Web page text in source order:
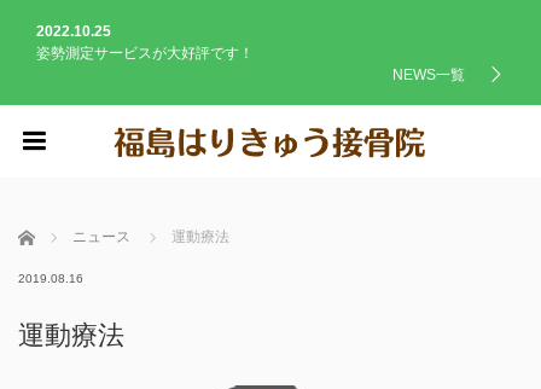
2022.10.25
姿勢測定サービスが大好評です！
NEWS一覧
ホーム ニュース 運動療法
2019.08.16
運動療法